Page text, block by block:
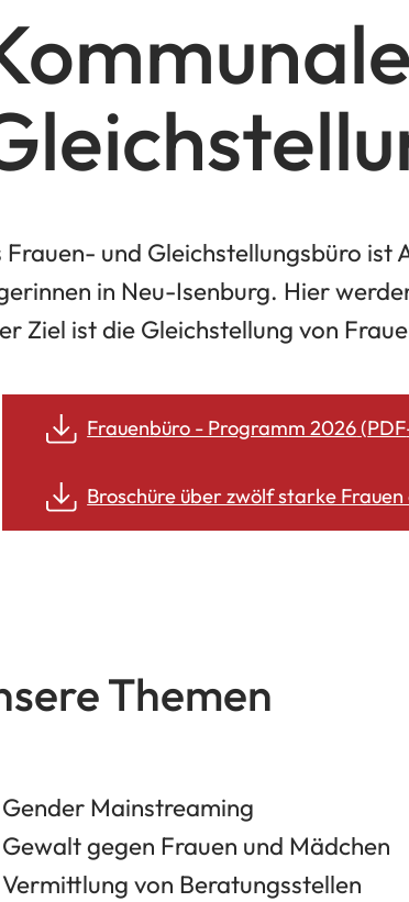
Frauen- und Gleichstellungsbüro
in Neu-Isenburg. Hier
Ziel ist die Gleichstellung von
Frauenbüro - Programm 2026 PDF
Broschüre über zwölf starke
Themen
Gender Mainstreaming
Gewalt gegen Frauen und Mädchen
Vermittlung von Beratungsstellen